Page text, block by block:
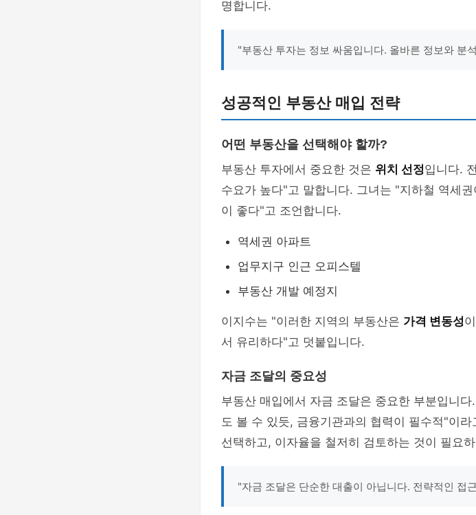
명합니다.
"부동산 투자는 정보 싸움입니다. 올바른 정보와 분
성공적인 부동산 매입 전략
어떤 부동산을 선택해야 할까?
부동산 투자에서 중요한 것은 위치 선정입니다.
수요가 높다"고 말합니다. 그녀는 "지하철 역세
이 좋다"고 조언합니다.
역세권 아파트
업무지구 인근 오피스텔
부동산 개발 예정지
이지수는 "이러한 지역의 부동산은 가격 변동성
서 유리하다"고 덧붙입니다.
자금 조달의 중요성
부동산 매입에서 자금 조달은 중요한 부분입니다
도 볼 수 있듯, 금융기관과의 협력이 필수적"이
선택하고, 이자율을 철저히 검토하는 것이 필요
"자금 조달은 단순한 대출이 아닙니다. 전략적인 접